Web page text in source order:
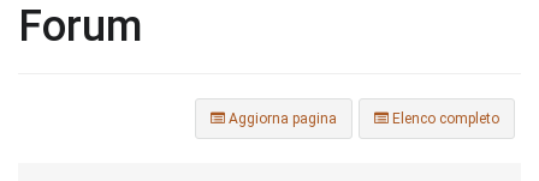
Forum
Elenco completo
Aggiorna pagina